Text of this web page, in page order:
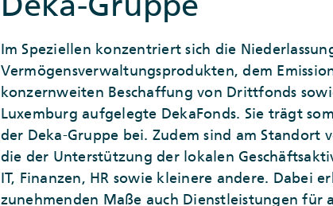
Im Speziellen konzentriert sich die
Vermögensverwaltungsprodukten, dem
konzernweiten Beschaffung von Drittfonds
Luxemburg aufgelegte DekaFonds. Sie trägt
der Deka-Gruppe bei. Zudem sind am
die der Unterstützung der lokalen
IT, Finanzen, HR sowie kleinere andere. Dabei
zunehmenden Maße auch Dienstleistungen für